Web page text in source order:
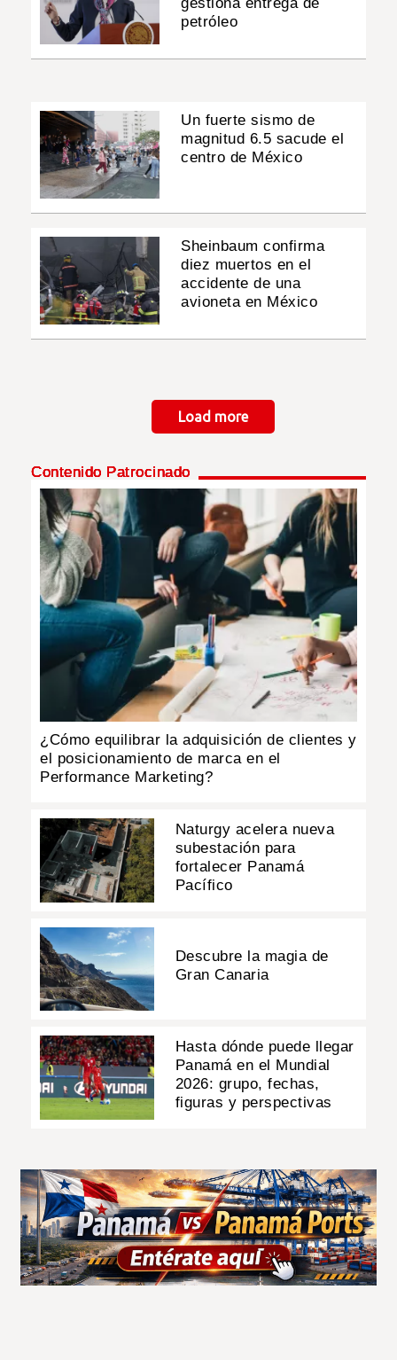
petróleo
Un fuerte sismo de
magnitud 6.5 sacude el
centro de México
Sheinbaum confirma
diez muertos en el
accidente de una
avioneta en México
Load more
Contenido Patrocinado
¿Cómo equilibrar la adquisición de clientes y
el posicionamiento de marca en el
Performance Marketing?
Naturgy acelera nueva
subestación para
fortalecer Panamá
Pacífico
Descubre la magia de
Gran Canaria
Hasta dónde puede llegar
Panamá en el Mundial
2026: grupo, fechas,
figuras y perspectivas